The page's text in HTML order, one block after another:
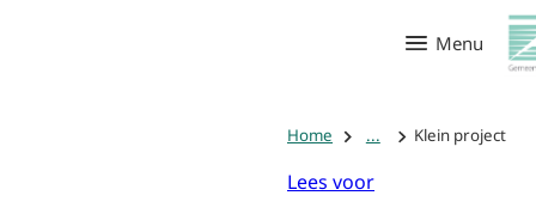
Menu
Home ... Klein project
Lees voor